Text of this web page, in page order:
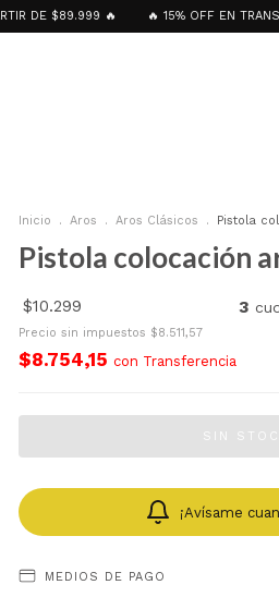
$89.999 🔥 🔥 15% OFF EN
Inicio . Aros . Aros Clásicos . Pistola
Pistola colocación
$10.299 3
Precio sin impuestos $8.511,57
$8.754,15 con Transferencia
¡Avísame
MEDIOS DE PAGO